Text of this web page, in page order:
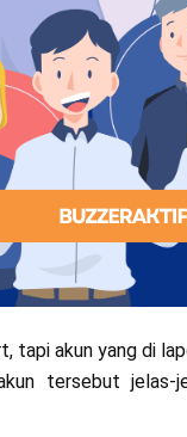
tapi akun yang di
tersebut jelas-